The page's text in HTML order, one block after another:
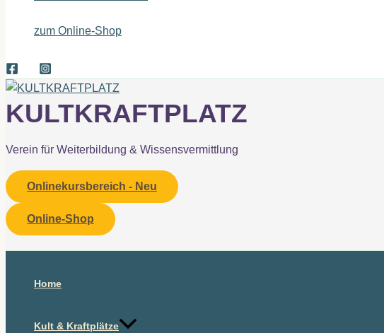
zum Online-Shop
KULTKRAFTPLATZ
Verein für Weiterbildung & Wissensvermittlung
Onlinekursbereich - Neu
Online-Shop
Home
Kult & Kraftplätze